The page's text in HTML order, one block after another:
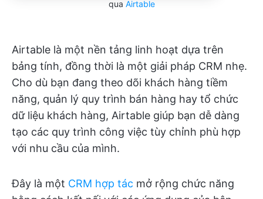
qua Airtable
Airtable là một nền tảng linh hoạt dựa trên
bảng tính, đồng thời là một giải pháp CRM nhẹ.
Cho dù bạn đang theo dõi khách hàng tiềm
năng, quản lý quy trình bán hàng hay tổ chức
dữ liệu khách hàng, Airtable giúp bạn dễ dàng
tạo các quy trình công việc tùy chỉnh phù hợp
với nhu cầu của mình.
Đây là một CRM hợp tác mở rộng chức năng